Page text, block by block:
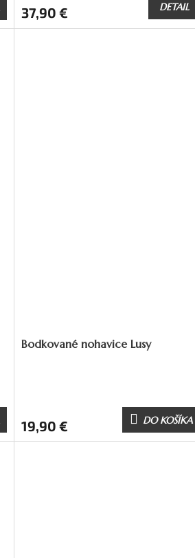
37,90 € DETAIL
Bodkované nohavice Lusy
19,90 € DO KOŠÍKA